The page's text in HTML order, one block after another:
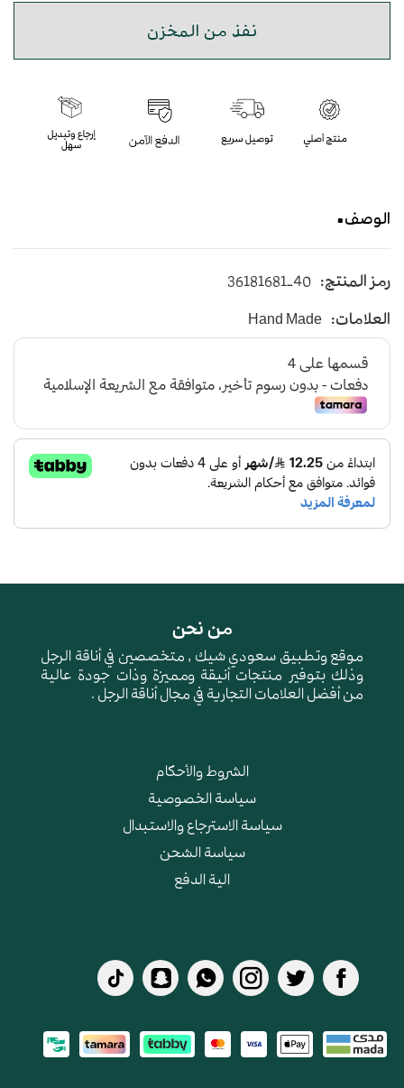
نفذ من المخزن
الوصف
يأتي بأرضية متوسطة الإرتفاع باللون الكحلي
و طبقة اسفنجية عالية الجودة لتعطي شعور بالراحة
ومقاومة الإنزلاق و التآكل
رمز المنتج: 36181681-40
العلامات: Hand Made
من نحن
موقع وتطبيق سعودي شيك , متخصصين في أناقة الرجل
وذلك بتوفير منتجات أنيقة ومميزة وذات جودة عالية
من أفضل العلامات التجارية في مجال أناقة الرجل .
الشروط والأحكام
سياسة الخصوصية
سياسة الاسترجاع والاستبدال
سياسة الشحن
الية الدفع